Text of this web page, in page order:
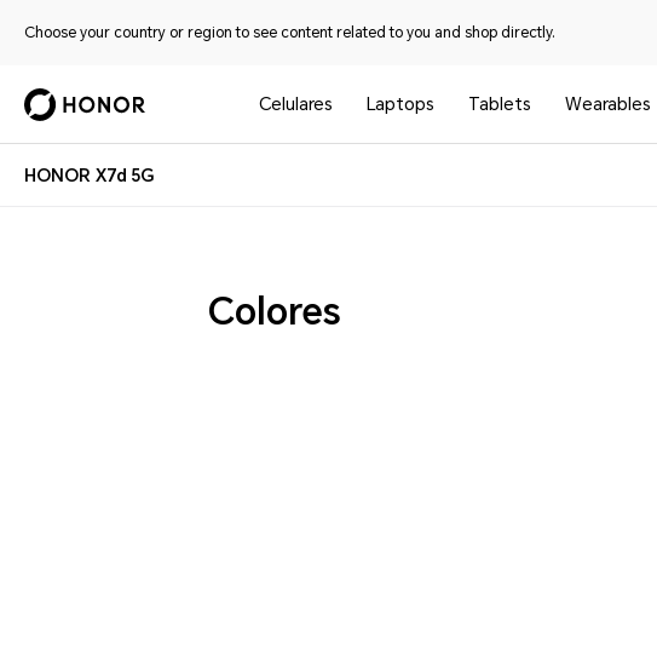
Choose your country or region to see content related to you and shop directly.
Celulares Laptops Tablets Wearables
HONOR X7d 5G
Colores